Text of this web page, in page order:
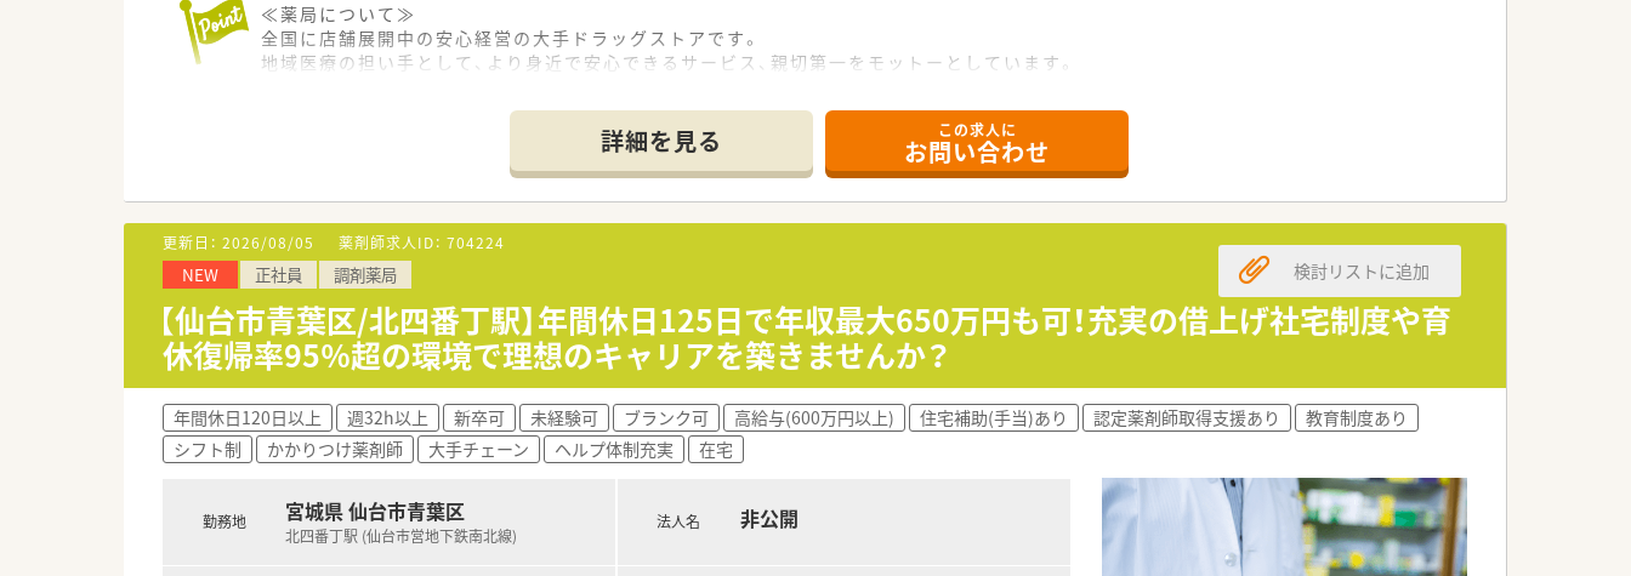
≪薬局について≫
全国に店舗展開中の安心経営の大手ドラッグストアです。
地域医療の担い手として、より身近で安心できるサービス、親切第一をモットーとしています。
先進システム導入への投資も惜しまず、効率良く正確な業務をサポートしてくれます。
さまざまな支援や制度を整えており、長く安定した勤務をお望みの方におすすめです。
ドラッグストアしか経験できない患者様・お客様とのコミュニケーションを通してスキルアップが望める職場です。
詳細を見る この求人に
お問い合わせ
更新日： 2026/08/05 薬剤師求人ID： 704224
NEW 正社員 調剤薬局
【仙台市青葉区/北四番丁駅】年間休日125日で年収最大650万円も可！充実の借上げ社宅制度や育
休復帰率95％超の環境で理想のキャリアを築きませんか？
検討リストに追加
年間休日120日以上 週32h以上 新卒可 未経験可 ブランク可 高給与(600万円以上) 住宅補助(手当)あり 認定薬剤師取得支援あり
教育制度あり
シフト制
かかりつけ薬剤師 大手チェーン ヘルプ体制充実 在宅
勤務地 宮城県 仙台市青葉区
北四番丁駅 (仙台市営地下鉄南北線)
法人名 非公開